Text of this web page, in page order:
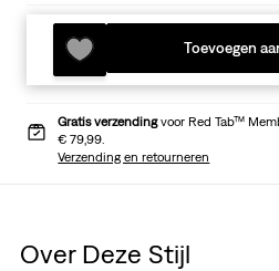
Toevoegen
Gratis verzendingvoor Red Tab™
€ 79,99.
Verzending en retourneren
Over Deze Stijl